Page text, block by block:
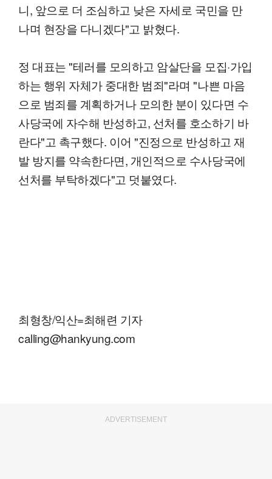
니, 앞으로 더 조심하고 낮은 자세로 국민을 만
나며 현장을 다니겠다"고 밝혔다.
정 대표는 "테러를 모의하고 암살단을 모집·가입
하는 행위 자체가 중대한 범죄"라며 "나쁜 마음
으로 범죄를 계획하거나 모의한 분이 있다면 수
사당국에 자수해 반성하고, 선처를 호소하기 바
란다"고 촉구했다. 이어 "진정으로 반성하고 재
발 방지를 약속한다면, 개인적으로 수사당국에
선처를 부탁하겠다"고 덧붙였다.
최형창/익산=최해련 기자
calling@hankyung.com
ADVERTISEMENT